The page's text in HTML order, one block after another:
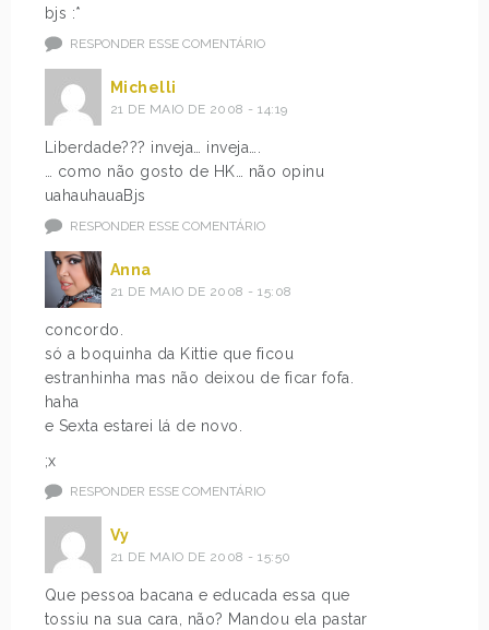
bjs :*
RESPONDER ESSE COMENTÁRIO
Michelli
21 DE MAIO DE 2008 - 14:19
Liberdade??? inveja… inveja….
… como não gosto de HK… não opinu
uahauhauaBjs
RESPONDER ESSE COMENTÁRIO
Anna
21 DE MAIO DE 2008 - 15:08
concordo.
só a boquinha da Kittie que ficou
estranhinha mas não deixou de ficar fofa.
haha
e Sexta estarei lá de novo.
;x
RESPONDER ESSE COMENTÁRIO
Vy
21 DE MAIO DE 2008 - 15:50
Que pessoa bacana e educada essa que
tossiu na sua cara, não? Mandou ela pastar